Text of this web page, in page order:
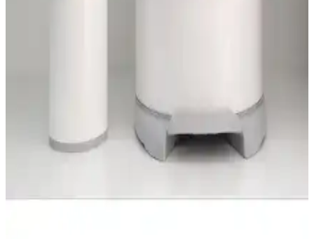
Madame Coco Olivier Switch ve Primanova Lenox
Çöp Kovası Karşılaştırması ve Özellikleri
Madame Coco Olivier Switch ve Primanova Lenox modellerinin